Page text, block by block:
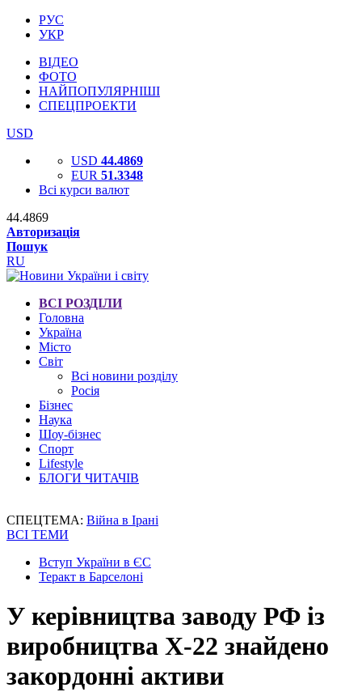
РУС
УКР
ВІДЕО
ФОТО
НАЙПОПУЛЯРНІШІ
СПЕЦПРОЕКТИ
USD
USD 44.4869
EUR 51.3348
Всі курси валют
44.4869
Авторизація
Пошук
RU
ВСІ РОЗДІЛИ
Головна
Україна
Місто
Світ
Всі новини розділу
Росія
Бізнес
Наука
Шоу-бізнес
Спорт
Lifestyle
БЛОГИ ЧИТАЧІВ
СПЕЦТЕМА: Війна в Ірані
ВСІ ТЕМИ
Вступ України в ЄС
Теракт в Барселоні
У керівництва заводу РФ із
виробництва Х-22 знайдено
закордонні активи